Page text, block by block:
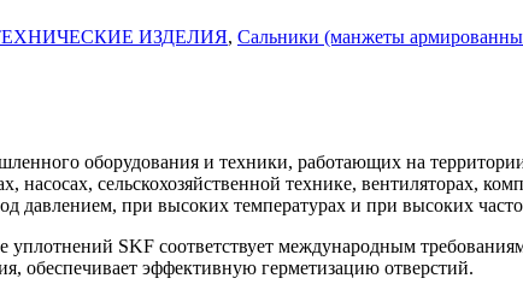
ИЗДЕЛИЯ, Сальники (манжеты
оборудования и техники, работающих на
насосах, сельскохозяйственной технике, вентиляторах,
давлением, при высоких температурах и при высоких
SKF соответствует международным
обеспечивает эффективную герметизацию отверстий.